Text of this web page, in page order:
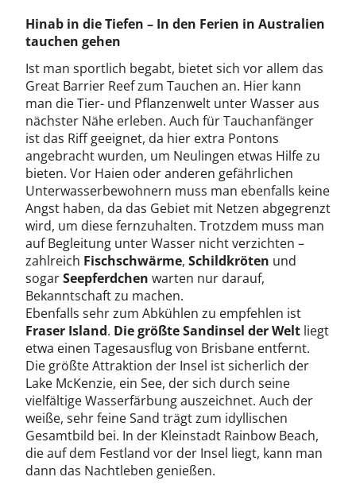
Hinab in die Tiefen – In den Ferien in Australien
tauchen gehen
Ist man sportlich begabt, bietet sich vor allem das
Great Barrier Reef zum Tauchen an. Hier kann
man die Tier- und Pflanzenwelt unter Wasser aus
nächster Nähe erleben. Auch für Tauchanfänger
ist das Riff geeignet, da hier extra Pontons
angebracht wurden, um Neulingen etwas Hilfe zu
bieten. Vor Haien oder anderen gefährlichen
Unterwasserbewohnern muss man ebenfalls keine
Angst haben, da das Gebiet mit Netzen abgegrenzt
wird, um diese fernzuhalten. Trotzdem muss man
auf Begleitung unter Wasser nicht verzichten –
zahlreich Fischschwärme, Schildkröten und
sogarSeepferdchen warten nur darauf,
Bekanntschaft zu machen.
Ebenfalls sehr zum Abkühlen zu empfehlen ist
Fraser Island. Die größte Sandinsel der Welt liegt
etwa einen Tagesausflug von Brisbane entfernt.
Die größte Attraktion der Insel ist sicherlich der
Lake McKenzie, ein See, der sich durch seine
vielfältige Wasserfärbung auszeichnet. Auch der
weiße, sehr feine Sand trägt zum idyllischen
Gesamtbild bei. In der Kleinstadt Rainbow Beach,
die auf dem Festland vor der Insel liegt, kann man
dann das Nachtleben genießen.